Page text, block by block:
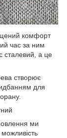
комфорт
час за ним
сталевий, а це
створює
для
ми